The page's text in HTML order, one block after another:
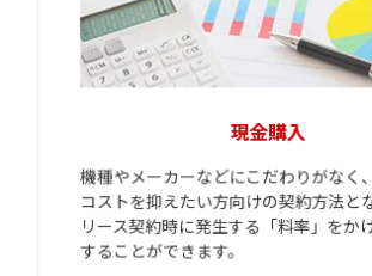
現金購入
機種やメーカーなどにこだわりがなく
コストを抑えたい方向けの契約方法と
リース契約時に発生する「料率」をか
することができます。